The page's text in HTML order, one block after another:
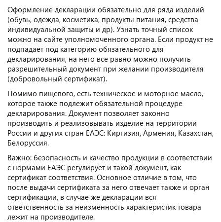
Оформление декларации обязательно для ряда изделий
(обувь, одежда, косметика, продукты питания, средства
индивидуальной защиты и др). Узнать точный список
можно на сайте уполномоченного органа. Если продукт не
подпадает под категорию обязательного для
декларирования, на него все равно можно получить
разрешительный документ при желании производителя
(добровольный сертификат).
Помимо пищевого, есть техническое и моторное масло,
которое также подлежит обязательной процедуре
декларирования. Документ позволяет законно
производить и реализовывать изделие на территории
России и других стран ЕАЭС: Киргизия, Армения, Казахстан,
Белоруссия.
Важно: безопасность и качество продукции в соответствии
с нормами ЕАЭС регулирует и такой документ, как
сертификат соответствия. Основное отличие в том, что
после выдачи сертификата за него отвечает также и орган
сертификации, в случае же декларации вся
ответственность за неизменность характеристик товара
лежит на производителе.